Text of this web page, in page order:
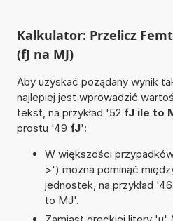
Kalkulator: Przelicz
(fJ na MJ)
Aby uzyskać pożądany wynik
najlepiej jest wprowadzić
tekst, na przykład '52 fJ ile to
prostu '49 fJ':
W większości
>') można pominąć
jednostek, na przykład '46
to MJ'.